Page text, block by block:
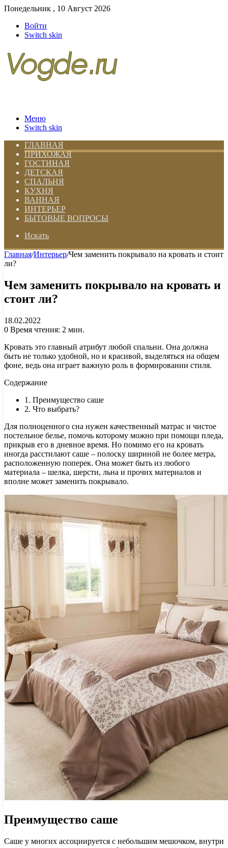
Понедельник , 10 Август 2026
Войти
Switch skin
Меню
Switch skin
ГЛАВНАЯ
ПРИХОЖАЯ
ГОСТИНАЯ
ДЕТСКАЯ
СПАЛЬНЯ
КУХНЯ
ВАННАЯ
ИНТЕРЬЕР
БЫТОВЫЕ ВОПРОСЫ
Искать
Главная/Интерьер/Чем заменить покрывало на кровать и стоит
ли?
Чем заменить покрывало на кровать и
стоит ли?
18.02.2022
0 Время чтения: 2 мин.
Кровать это главный атрибут любой спальни. Она должна
быть не только удобной, но и красивой, выделяться на общем
фоне, ведь она играет важную роль в формировании стиля.
Содержание
1. Преимущество саше
2. Что выбрать?
Для полноценного сна нужен качественный матрас и чистое
постельное белье, помочь которому можно при помощи пледа,
прикрыв его в дневное время. Но помимо его на кровать
иногда расстилают саше – полоску шириной не более метра,
расположенную поперек. Она может быть из любого
материала – шелка, шерсти, льна и прочих материалов и
вполне может заменить покрывало.
Преимущество саше
Саше у многих ассоциируется с небольшим мешочком, внутри